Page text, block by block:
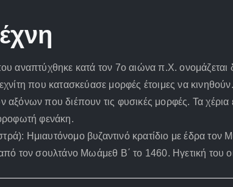
αναπτύχθηκε κατά τον 7ο αιώνα π.Χ.
που κατασκεύασε μορφές έτοιμες να
αξόνων που διέπουν τις φυσικές μορφές. Τα
φενάκη.
Ημιαυτόνομο βυζαντινό κρατίδιο με έδρα
τον σουλτάνο Μωάμεθ Β΄ το 1460. Ηγετική του